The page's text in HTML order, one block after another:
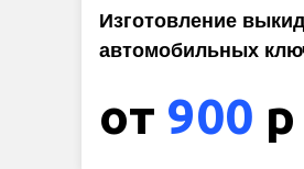
Изготовление
автомобильных
от 900 р